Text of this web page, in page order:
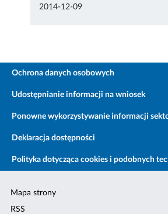
2014-12-09
Ochrona danych osobowych
Udostępnianie informacji na wniosek
Ponowne wykorzystywanie informacji
Deklaracja dostępności
Polityka dotycząca cookies i podobnych
Mapa strony
RSS